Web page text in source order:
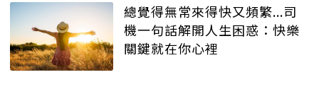
總覺得無常來得快又頻繁...司
機一句話解開人生困惑：快樂
關鍵就在你心裡